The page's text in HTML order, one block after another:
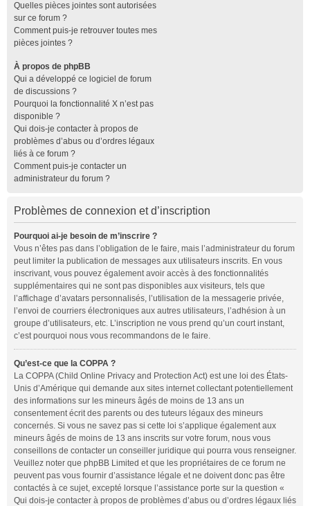
Quelles pièces jointes sont autorisées
sur ce forum ?
Comment puis-je retrouver toutes mes
pièces jointes ?
À propos de phpBB
Qui a développé ce logiciel de forum
de discussions ?
Pourquoi la fonctionnalité X n’est pas
disponible ?
Qui dois-je contacter à propos de
problèmes d’abus ou d’ordres légaux
liés à ce forum ?
Comment puis-je contacter un
administrateur du forum ?
Problèmes de connexion et d’inscription
Pourquoi ai-je besoin de m’inscrire ?
Vous n’êtes pas dans l’obligation de le faire, mais l’administrateur du forum
peut limiter la publication de messages aux utilisateurs inscrits. En vous
inscrivant, vous pouvez également avoir accès à des fonctionnalités
supplémentaires qui ne sont pas disponibles aux visiteurs, tels que
l’affichage d’avatars personnalisés, l’utilisation de la messagerie privée,
l’envoi de courriers électroniques aux autres utilisateurs, l’adhésion à un
groupe d’utilisateurs, etc. L’inscription ne vous prend qu’un court instant,
c’est pourquoi nous vous recommandons de le faire.
Qu’est-ce que la COPPA ?
La COPPA (Child Online Privacy and Protection Act) est une loi des États-
Unis d’Amérique qui demande aux sites internet collectant potentiellement
des informations sur les mineurs âgés de moins de 13 ans un
consentement écrit des parents ou des tuteurs légaux des mineurs
concernés. Si vous ne savez pas si cette loi s’applique également aux
mineurs âgés de moins de 13 ans inscrits sur votre forum, nous vous
conseillons de contacter un conseiller juridique qui pourra vous renseigner.
Veuillez noter que phpBB Limited et que les propriétaires de ce forum ne
peuvent pas vous fournir d’assistance légale et ne doivent donc pas être
contactés à ce sujet, excepté lorsque l’assistance porte sur la question «
Qui dois-je contacter à propos de problèmes d’abus ou d’ordres légaux liés